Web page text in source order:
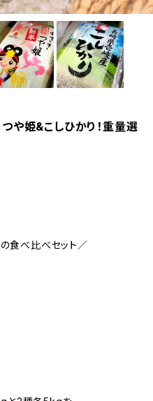
や姫&こしひかり！重量選
の食べ比べセット／